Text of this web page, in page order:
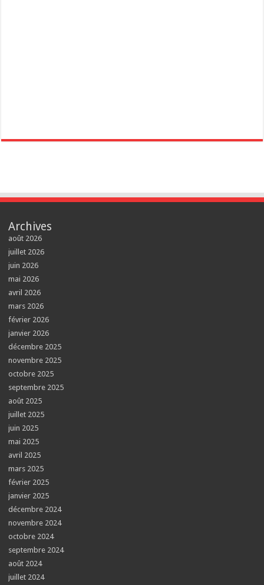
Archives
août 2026
juillet 2026
juin 2026
mai 2026
avril 2026
mars 2026
février 2026
janvier 2026
décembre 2025
novembre 2025
octobre 2025
septembre 2025
août 2025
juillet 2025
juin 2025
mai 2025
avril 2025
mars 2025
février 2025
janvier 2025
décembre 2024
novembre 2024
octobre 2024
septembre 2024
août 2024
juillet 2024